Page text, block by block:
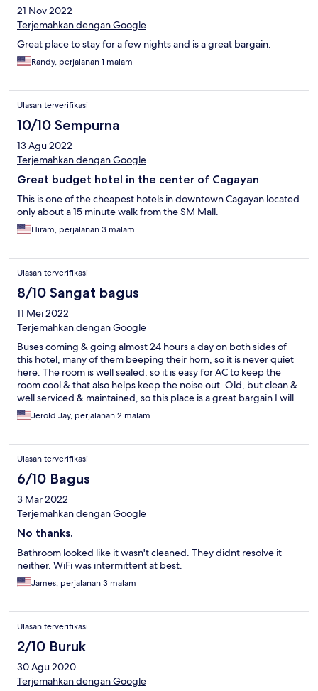
21 Nov 2022
Terjemahkan dengan Google
Great place to stay for a few nights and is a great bargain.
Randy, perjalanan 1 malam
Ulasan terverifikasi
10/10 Sempurna
13 Agu 2022
Terjemahkan dengan Google
Great budget hotel in the center of Cagayan
This is one of the cheapest hotels in downtown Cagayan located
only about a 15 minute walk from the SM Mall.
Hiram, perjalanan 3 malam
Ulasan terverifikasi
8/10 Sangat bagus
11 Mei 2022
Terjemahkan dengan Google
Buses coming & going almost 24 hours a day on both sides of
this hotel, many of them beeping their horn, so it is never quiet
here. The room is well sealed, so it is easy for AC to keep the
room cool & that also helps keep the noise out. Old, but clean &
well serviced & maintained, so this place is a great bargain I will
come back again!.
Jerold Jay, perjalanan 2 malam
Ulasan terverifikasi
6/10 Bagus
3 Mar 2022
Terjemahkan dengan Google
No thanks.
Bathroom looked like it wasn't cleaned. They didnt resolve it
neither. WiFi was intermittent at best.
James, perjalanan 3 malam
Ulasan terverifikasi
2/10 Buruk
30 Agu 2020
Terjemahkan dengan Google